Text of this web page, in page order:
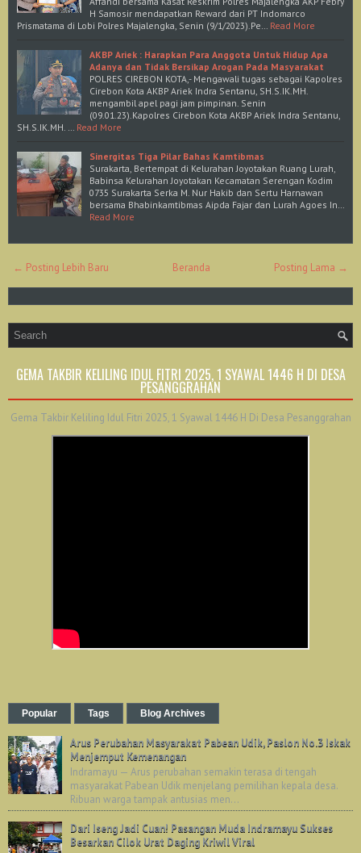
H Samosir mendapatkan Reward dari PT Indomarco
Prismatama di Lobi Polres Majalengka, Senin (9/1/2023).Pe…
Read More
AKBP Ariek : Harapkan Para Anggota Untuk Hidup Apa
Adanya dan Tidak Bersikap Arogan Pada Masyarakat
POLRES CIREBON KOTA,- Mengawali tugas sebagai Kapolres
Cirebon Kota AKBP Ariek Indra Sentanu, SH.S.IK.MH.
mengambil apel pagi jam pimpinan. Senin
(09.01.23).Kapolres Cirebon Kota AKBP Ariek Indra Sentanu,
SH.S.IK.MH. …
Read More
Sinergitas Tiga Pilar Bahas Kamtibmas
Surakarta, Bertempat di Kelurahan Joyotakan Ruang Lurah,
Babinsa Kelurahan Joyotakan Kecamatan Serengan Kodim
0735 Surakarta Serka M. Nur Hakib dan Sertu Harnawan
bersama Bhabinkamtibmas Aipda Fajar dan Lurah Agoes In…
Read More
← Posting Lebih Baru Posting Lama →
Beranda
GEMA TAKBIR KELILING IDUL FITRI 2025, 1 SYAWAL 1446 H DI DESA
PESANGGRAHAN
Gema Takbir Keliling Idul Fitri 2025, 1 Syawal 1446 H Di Desa Pesanggrahan
Popular Tags Blog Archives
Arus Perubahan Masyarakat Pabean Udik, Paslon No.3 Iskak
Menjemput Kemenangan
Indramayu — Arus perubahan semakin terasa di tengah
masyarakat Pabean Udik menjelang pemilihan kepala desa.
Ribuan warga tampak antusias men...
Dari Iseng Jadi Cuan! Pasangan Muda Indramayu Sukses
Besarkan Cilok Urat Daging Kriwil Viral